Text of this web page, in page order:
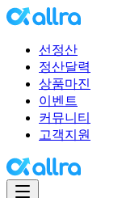
선정산
정산달력
상품마진
이벤트
커뮤니티
고객지원